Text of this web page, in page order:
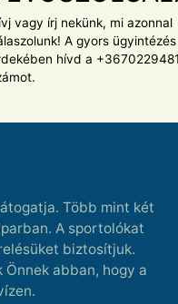
vagy írj nekünk, mi azonnal
A gyors ügyintézés
hívd a
Több mint két
A sportolókat
biztosítjuk.
Önnek abban, hogy a